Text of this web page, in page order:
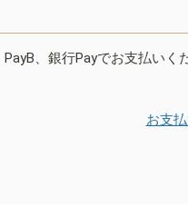
、銀行Payでお支払いく
お支